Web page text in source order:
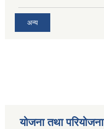
अन्य
योजना तथा परियोजना